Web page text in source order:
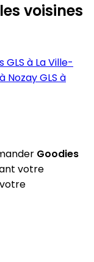
voisines
GLS à La Ville-
NozayGLS à
Goodies
votre